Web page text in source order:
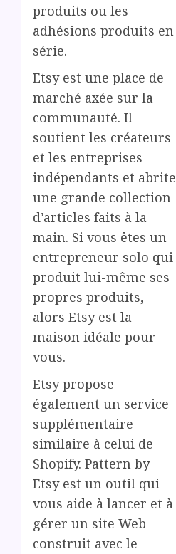
produits ou les
adhésions produits en
série.
Etsy est une place de
marché axée sur la
communauté. Il
soutient les créateurs
et les entreprises
indépendants et abrite
une grande collection
d’articles faits à la
main. Si vous êtes un
entrepreneur solo qui
produit lui-même ses
propres produits,
alors Etsy est la
maison idéale pour
vous.
Etsy propose
également un service
supplémentaire
similaire à celui de
Shopify. Pattern by
Etsy est un outil qui
vous aide à lancer et à
gérer un site Web
construit avec le